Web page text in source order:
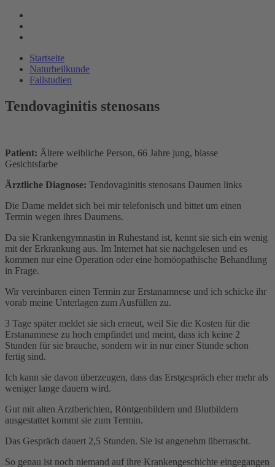
Startseite
Naturheilkunde
Fallstudien
Tendovaginitis stenosans
Patient: Ältere weibliche Person, 66 Jahre jung, blasse
Gesichtsfarbe
Ärztliche Diagnose: Tendovaginitis stenosans Daumen links
Die Dame meldet sich bei mir telefonisch und bittet um einen
Termin wegen ihres Daumens.
Da sie Krankengymnastin in Ruhestand ist, kennt sie sich ein wenig
mit der Erkrankung aus. Im Internet hat sie nachgelesen und es
kommen nur eine Operation oder eine homöopathische Behandlung
in Frage.
Wir vereinbaren einen Termin zur Erstanamnese und ich schicke ihr
vorab meine Unterlagen zum Ausfüllen zu.
3 Tage später meldet sie sich erneut, weil Sie die Kosten für die
Erstanamnese zu hoch empfindet und meint, dass ich keine 2
Stunden für sie brauche, sondern wir in nur einer Stunde schon
fertig sind.
Ich kann sie davon überzeugen, dass das Erstgespräch eher mehr als
weniger lange dauern wird.
Gut mit alten Arztberichten, Röntgenbildern und Blutbildern
ausgestattet kommt sie zum Termin.
Das Gespräch dauert 2,5 Stunden. Sie ist angenehm überrascht.
So genau ist noch niemand auf ihre Krankengeschichte eingegangen